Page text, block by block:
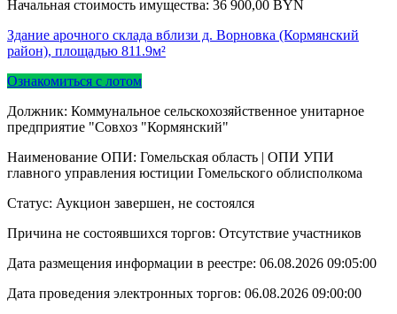
Начальная стоимость имущества: 36 900,00 BYN
Здание арочного склада вблизи д. Ворновка (Кормянский
район), площадью 811.9м²
Ознакомиться с лотом
Должник: Коммунальное сельскохозяйственное унитарное
предприятие "Совхоз "Кормянский"
Наименование ОПИ: Гомельская область | ОПИ УПИ
главного управления юстиции Гомельского облисполкома
Статус: Аукцион завершен, не состоялся
Причина не состоявшихся торгов: Отсутствие участников
Дата размещения информации в реестре: 06.08.2026 09:05:00
Дата проведения электронных торгов: 06.08.2026 09:00:00